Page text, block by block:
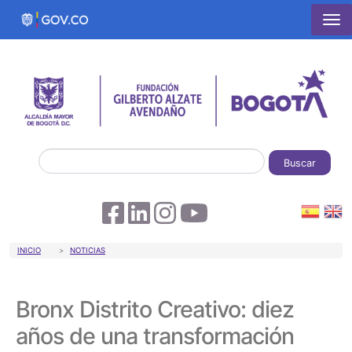
Pasar al contenido principal
Buscar
Sobrescribir enlaces de ayuda a la
INICIO NOTICIAS
Bronx Distrito Creativo: diez
años de una transformación